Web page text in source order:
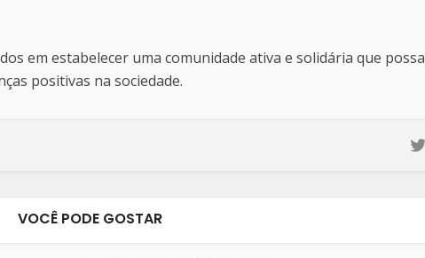
em estabelecer uma comunidade ativa e solidária que possa
positivas na sociedade.
VOCÊ PODE GOSTAR